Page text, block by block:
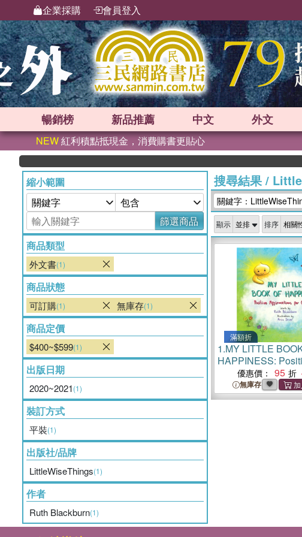
企業採購 會員登入
暢銷榜 新品推薦 中文 外文
NEW紅利積點抵現金，消費購書更貼心
縮小範圍
篩選商品
商品類型
外文書(1)
商品狀態
可訂購(1) 無庫存(1)
商品定價
$400~$599(1)
出版日期
2020~2021(1)
裝訂方式
平裝(1)
出版社/品牌
LittleWiseThings(1)
作者
Ruth Blackburn(1)
搜尋結果/
關鍵字：
顯示 排序
滿額折
1.MY LITTLE
HAPPINESS:
Affirmations for
優惠價： 95
無庫存